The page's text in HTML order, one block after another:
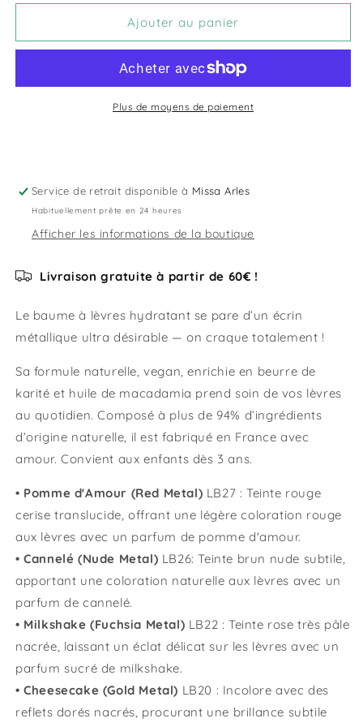
quantité
Baume
métal
quantité
Baume
lèvre
métal
-
Ajouter au panier
Plus de moyens de paiement
Service de retrait disponible à Missa Arles
Habituellement prête en 24 heures
Afficher les informations de la boutique
Livraison gratuite à partir de 60€ !
Le baume à lèvres hydratant se pare d’un écrin
métallique ultra désirable — on craque totalement !
Sa formule naturelle, vegan, enrichie en beurre de
karité et huile de macadamia prend soin de vos lèvres
au quotidien. Composé à plus de 94% d’ingrédients
d’origine naturelle, il est fabriqué en France avec
amour. Convient aux enfants dès 3 ans.
• Pomme d'Amour (Red Metal) LB27 : Teinte rouge
cerise translucide, offrant une légère coloration rouge
aux lèvres avec un parfum de pomme d'amour.
• Cannelé (Nude Metal) LB26: Teinte brun nude subtile,
apportant une coloration naturelle aux lèvres avec un
parfum de cannelé.
• Milkshake (Fuchsia Metal) LB22 : Teinte rose très pâle
nacrée, laissant un éclat délicat sur les lèvres avec un
parfum sucré de milkshake.
• Cheesecake (Gold Metal) LB20 : Incolore avec des
reflets dorés nacrés, procurant une brillance subtile